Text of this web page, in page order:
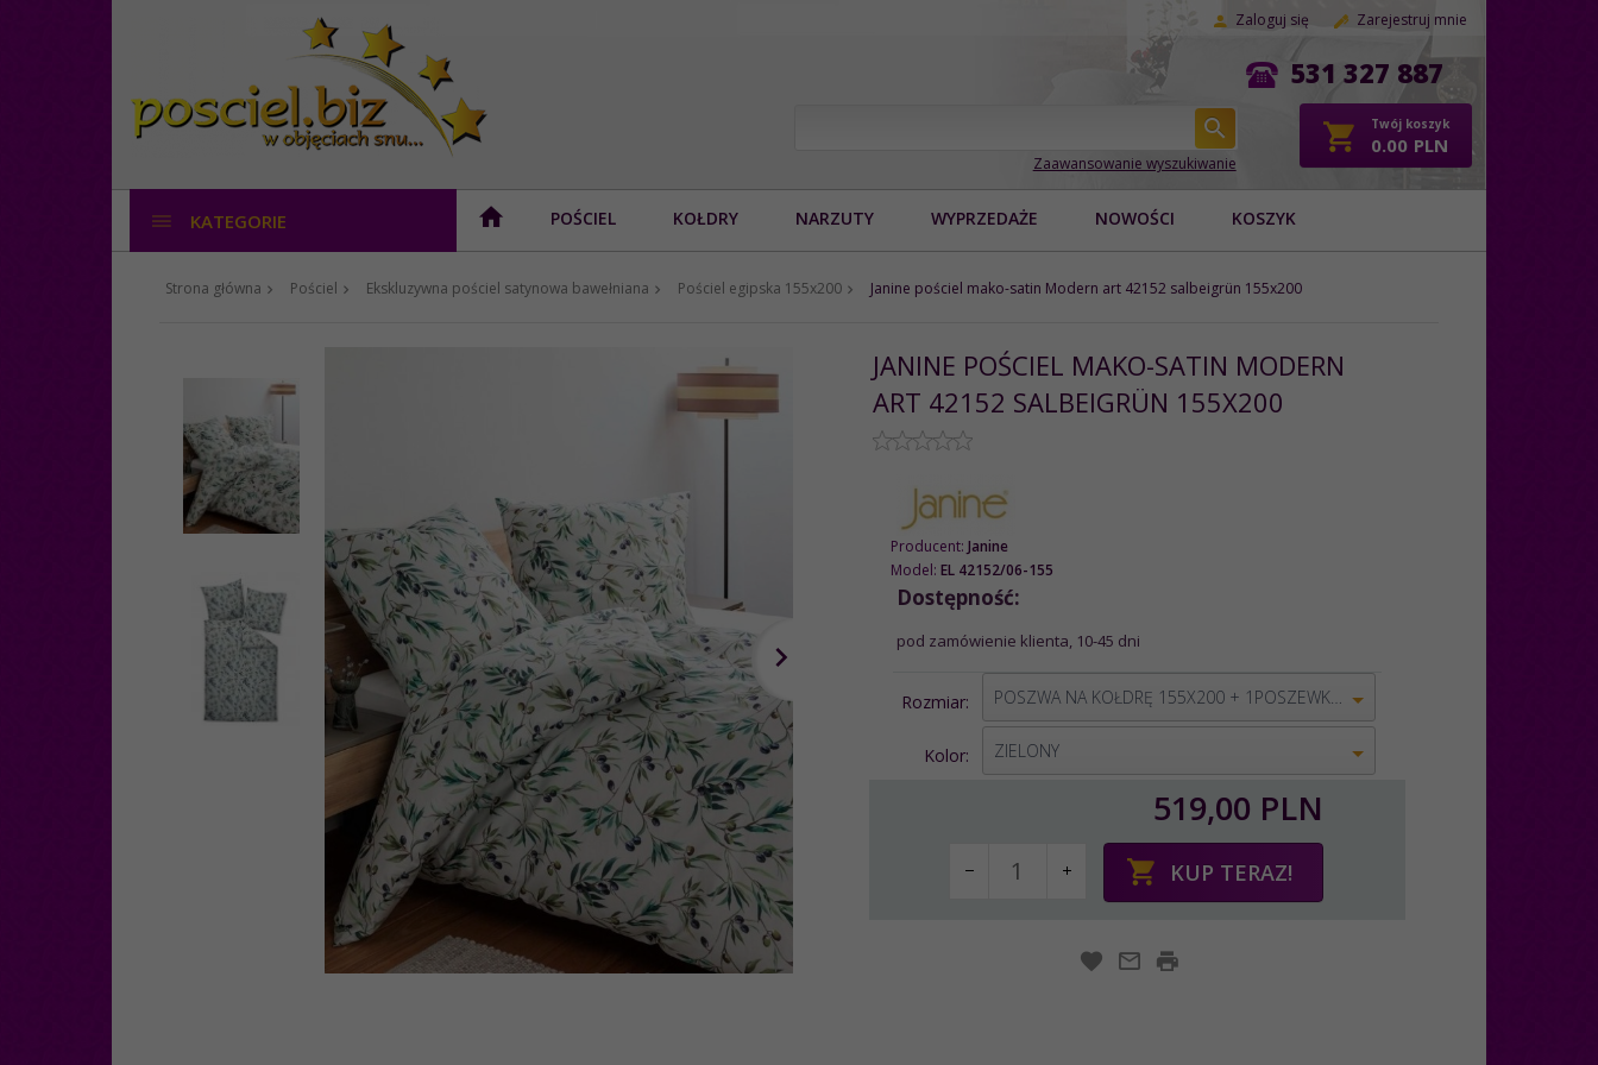
Zaloguj się Zarejestruj mnie
531 327 887
Zaawansowanie wyszukiwanie
Twój koszyk
0.00 PLN
KATEGORIE POŚCIEL KOŁDRY NARZUTY WYPRZEDAŻE NOWOŚCI KOSZYK
Strona główna Pościel Ekskluzywna pościel satynowa bawełniana Pościel egipska 155x200 Janine pościel mako-satin Modern art 42152 salbeigrün 155x200
JANINE POŚCIEL MAKO-SATIN MODERN
ART 42152 SALBEIGRÜN 155X200
Producent: Janine
Model: EL 42152/06-155
Dostępność:
pod zamówienie klienta, 10-45 dni
Rozmiar:
Kolor: ZIELONY
519,00 PLN
KUP TERAZ!